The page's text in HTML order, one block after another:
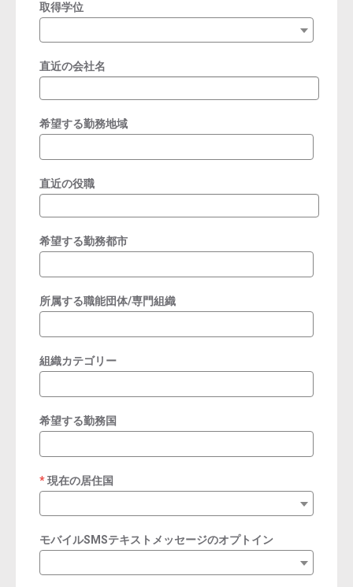
取得学位
直近の会社名
希望する勤務地域
直近の役職
希望する勤務都市
所属する職能団体/専門組織
組織カテゴリー
希望する勤務国
現在の居住国
required
モバイルSMSテキストメッセージのオプトイン